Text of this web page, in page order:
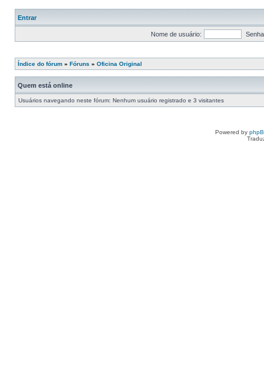
Entrar
Nome de usuário:
Índice do fórum » Fóruns » Oficina Original
Quem está online
Usuários navegando neste fórum: Nenhum usuário registrado e 3 visitantes
Powered by